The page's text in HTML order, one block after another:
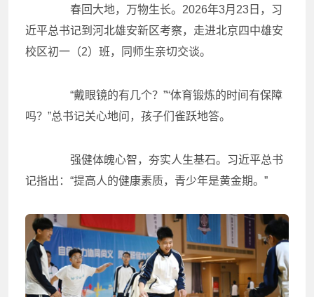
春回大地，万物生长。2026年3月23日，习
近平总书记到河北雄安新区考察，走进北京四中雄安
校区初一（2）班，同师生亲切交谈。
“戴眼镜的有几个？”“体育锻炼的时间有保障
吗？”总书记关心地问，孩子们雀跃地答。
强健体魄心智，夯实人生基石。习近平总书
记指出：“提高人的健康素质，青少年是黄金期。”